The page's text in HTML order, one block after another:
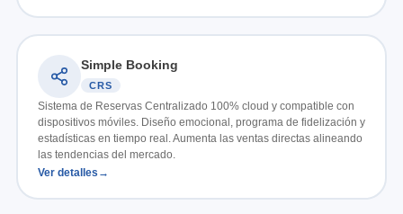
Simple Booking
CRS
Sistema de Reservas Centralizado 100% cloud y compatible con
dispositivos móviles. Diseño emocional, programa de fidelización y
estadísticas en tiempo real. Aumenta las ventas directas alineando
las tendencias del mercado.
Ver detalles